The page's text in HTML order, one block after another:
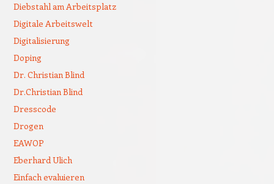
Diebstahl am Arbeitsplatz
Digitale Arbeitswelt
Digitalisierung
Doping
Dr. Christian Blind
Dr.Christian Blind
Dresscode
Drogen
EAWOP
Eberhard Ulich
Einfach evaluieren